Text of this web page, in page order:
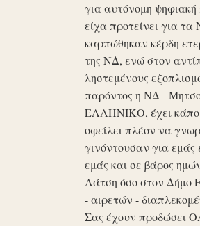
για αυτόνομη
είχα προτείνει για
καρπώθηκαν κέρδη
της ΝΔ, ενώ στον
ληστεμένους
παρόντος η ΝΔ -
ΕΛΛΗΝΙΚΟ, έχει
οφείλει πλέον να
γινόντουσαν για
εμάς και σε βάρος
Λάτση όσο στον Δήμο
- αιρετών -
Σας έχουν προδώσει